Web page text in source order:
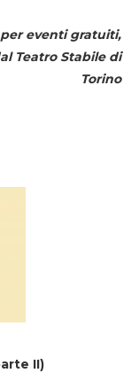
eventi gratuiti,
Teatro Stabile di
Torino
II)